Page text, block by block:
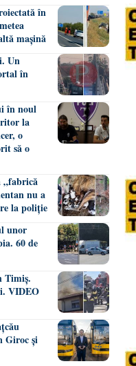
în
mașină
Un
în
în noul
la
o
să o
„fabrică
nu a
la poliție
unor
60 de
Timiș.
VIDEO
Giroc și